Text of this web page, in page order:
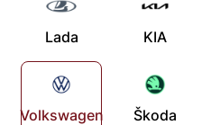
Lada KIA
Volkswagen Škoda